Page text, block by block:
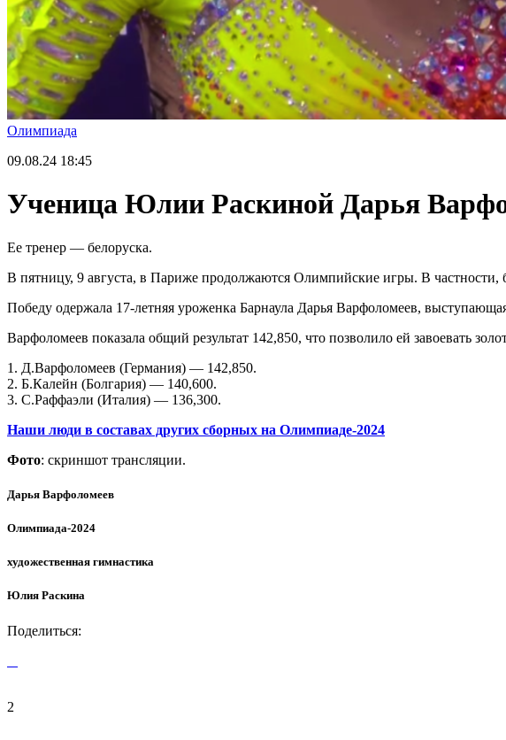
Олимпиада
09.08.24 18:45
Ученица Юлии Раскиной Дарья
Ее тренер — белоруска.
В пятницу, 9 августа, в Париже продолжаются Олимпийские игры. В
Победу одержала 17-летняя уроженка Барнаула Дарья Варфоломеев,
Варфоломеев показала общий результат 142,850, что позволило ей завоевать
1. Д.Варфоломеев (Германия) — 142,850.
2. Б.Калейн (Болгария) — 140,600.
3. С.Раффаэли (Италия) — 136,300.
Наши люди в составах других сборных на Олимпиаде-2024
Фото: скриншот трансляции.
Дарья Варфоломеев
Олимпиада-2024
художественная гимнастика
Юлия Раскина
Поделиться:
2